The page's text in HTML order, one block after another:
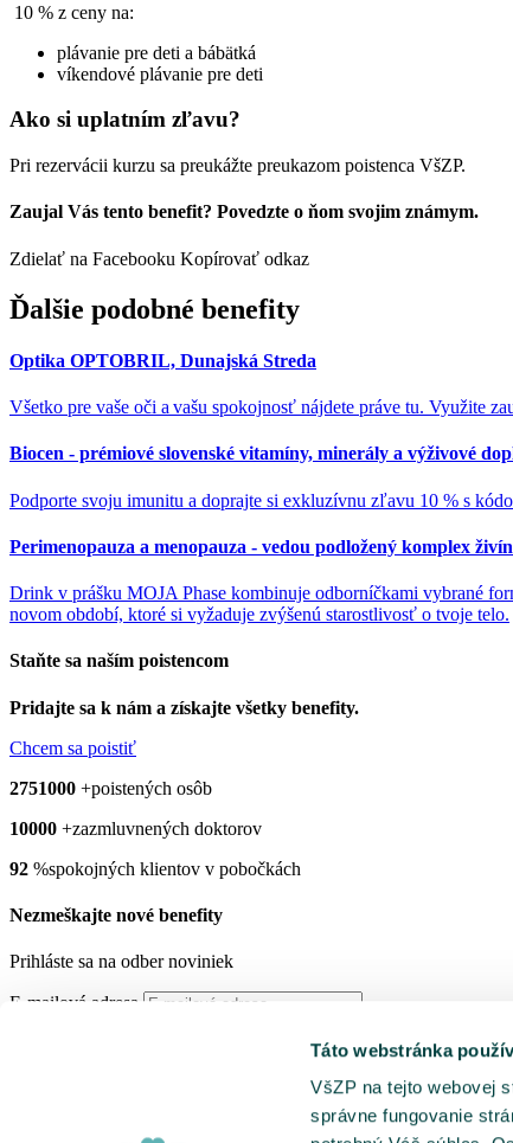
Táto webstránka
VšZP na tejto webovej
správne fungovanie
10 % z ceny na:
plávanie pre deti a bábätká
víkendové plávanie pre deti
Ako si uplatním zľavu?
Pri rezervácii kurzu sa preukážte preukazom poistenca VšZP.
Zaujal Vás tento benefit? Povedzte o ňom svojim známym.
Zdielať na Facebooku Kopírovať odkaz
Ďalšie podobné benefity
Optika OPTOBRIL, Dunajská Streda
Všetko pre vaše oči a vašu spokojnosť nájdete práve tu. Využite
Biocen - prémiové slovenské vitamíny, minerály a výživové
Podporte svoju imunitu a doprajte si exkluzívnu zľavu 10 % s
Perimenopauza a menopauza - vedou podložený komplex
Drink v prášku MOJA Phase kombinuje odborníčkami vybrané
novom období, ktoré si vyžaduje zvýšenú starostlivosť o tvoje telo.
Staňte sa naším poistencom
Pridajte sa k nám a získajte všetky benefity.
Chcem sa poistiť
2751000 +poistených osôb
10000 +zazmluvnených doktorov
92 %spokojných klientov v pobočkách
Nezmeškajte nové benefity
Prihláste sa na odber noviniek
E-mailová adresa